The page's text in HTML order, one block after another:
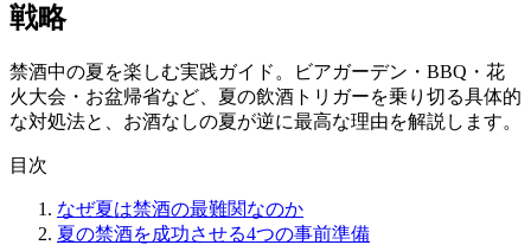
戦略
禁酒中の夏を楽しむ実践ガイド。ビアガーデン・BBQ・花
火大会・お盆帰省など、夏の飲酒トリガーを乗り切る具体的
な対処法と、お酒なしの夏が逆に最高な理由を解説します。
目次
なぜ夏は禁酒の最難関なのか
夏の禁酒を成功させる4つの事前準備